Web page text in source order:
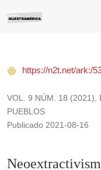
Neoextractivismo y
VOL. 9 NÚM. 18 (2021)
PUEBLOS
https://n2t.net/ark:/
Publicado 2021-08-16